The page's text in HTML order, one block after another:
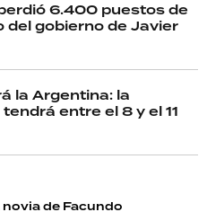
6.400 puestos de
del gobierno de Javier
la Argentina: la
entre el 8 y el 11
de Facundo